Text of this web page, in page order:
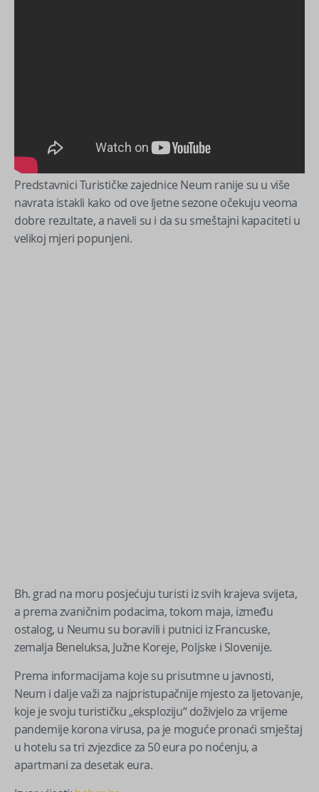
Predstavnici Turističke zajednice Neum ranije su u više
navrata istakli kako od ove ljetne sezone očekuju veoma
dobre rezultate, a naveli su i da su smeštajni kapaciteti u
velikoj mjeri popunjeni.
Bh. grad na moru posjećuju turisti iz svih krajeva svijeta,
a prema zvaničnim podacima, tokom maja, između
ostalog, u Neumu su boravili i putnici iz Francuske,
zemalja Beneluksa, Južne Koreje, Poljske i Slovenije.
Prema informacijama koje su prisutmne u javnosti,
Neum i dalje važi za najpristupačnije mjesto za ljetovanje,
koje je svoju turističku „eksploziju“ doživjelo za vrijeme
pandemije korona virusa, pa je moguće pronaći smještaj
u hotelu sa tri zvjezdice za 50 eura po noćenju, a
apartmani za desetak eura.